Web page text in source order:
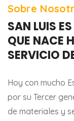
Sobre
SAN LUIS
QUE NACE
SERVICIO
Hoy con mucho
por su Tercer
de materiales y